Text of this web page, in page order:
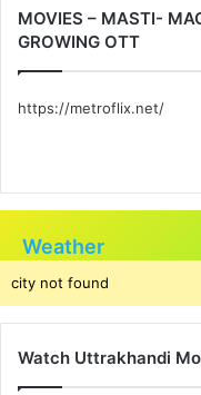
MOVIES – MASTI-
GROWING OTT
https://metroflix.net/
Weather
city not found
Watch Uttrakhandi